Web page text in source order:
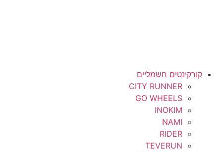
קורקינטים חשמליים
CITY RUNNER
GO WHEELS
INOKIM
NAMI
RIDER
TEVERUN